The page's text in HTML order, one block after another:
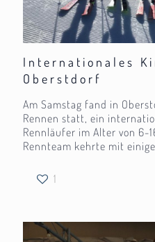
Internationales
Oberstdorf
Am Samstag fand in
Rennen statt, ein
Rennläufer im Alter von 6-
Rennteam kehrte mit
1